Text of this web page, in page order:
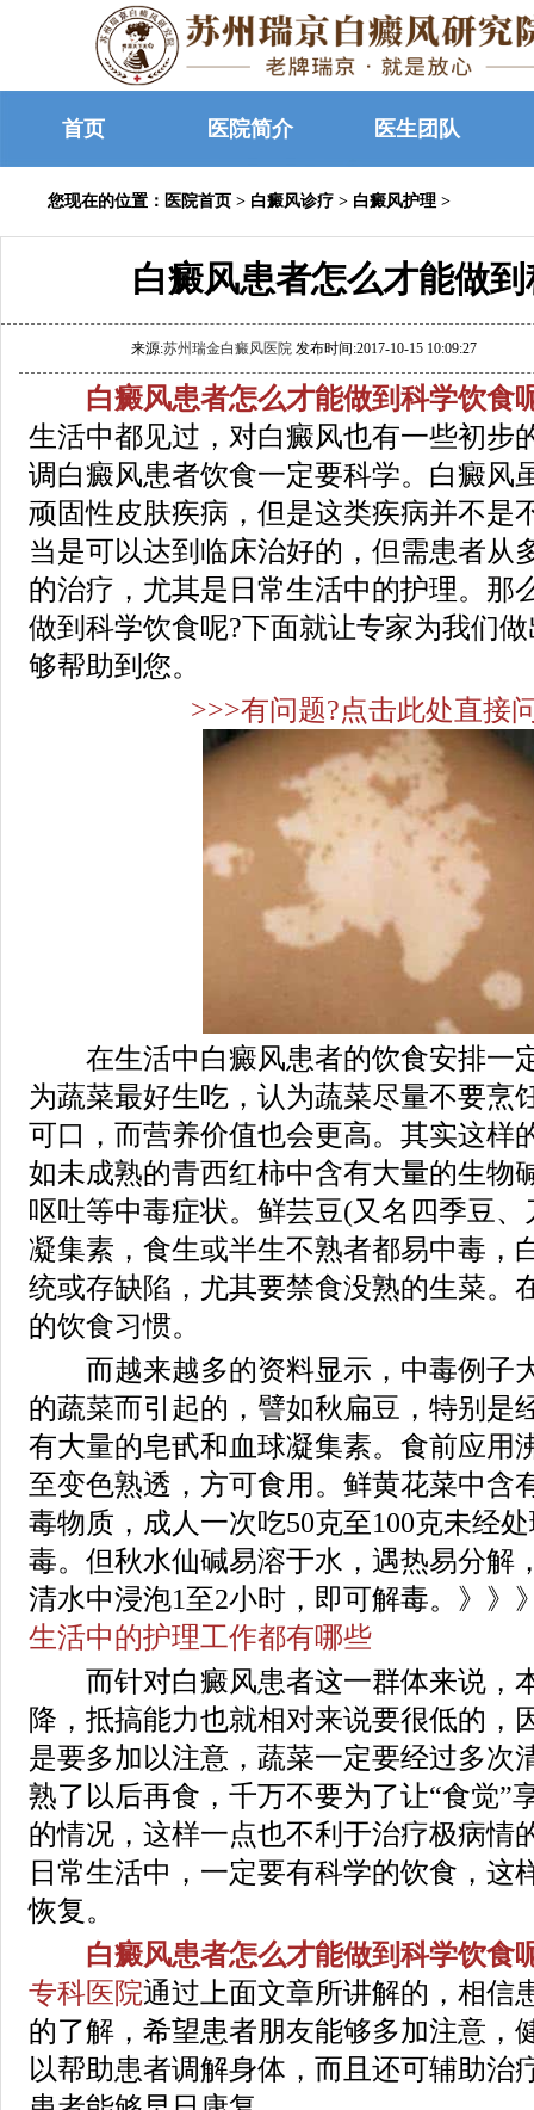
首页 医院简介 医生团队
您现在的位置： 医院首页 > 白癜风诊疗 > 白癜风护理 >
白癜风患者怎么才能做
来源:苏州瑞金白癜风医院 发布时间:2017-10-15 10:09:27
白癜风患者怎么才能做到科学饮食
生活中都见过，对白癜风也有一些初步
调白癜风患者饮食一定要科学。白癜风
顽固性皮肤疾病，但是这类疾病并不是
当是可以达到临床治好的，但需患者从
的治疗，尤其是日常生活中的护理。那
做到科学饮食呢?下面就让专家为我们
够帮助到您。
>>>有问题?点击此处直接
在生活中白癜风患者的饮食安排一
为蔬菜最好生吃，认为蔬菜尽量不要烹
可口，而营养价值也会更高。其实这样
如未成熟的青西红柿中含有大量的生物
呕吐等中毒症状。鲜芸豆(又名四季豆
凝集素，食生或半生不熟者都易中毒，
统或存缺陷，尤其要禁食没熟的生菜。
的饮食习惯。
而越来越多的资料显示，中毒例子
的蔬菜而引起的，譬如秋扁豆，特别是
有大量的皂甙和血球凝集素。食前应用
至变色熟透，方可食用。鲜黄花菜中含
毒物质，成人一次吃50克至100克未经
毒。但秋水仙碱易溶于水，遇热易分解
清水中浸泡1至2小时，即可解毒。》》
生活中的护理工作都有哪些
而针对白癜风患者这一群体来说，
降，抵搞能力也就相对来说要很低的，
是要多加以注意，蔬菜一定要经过多次
熟了以后再食，千万不要为了让“食觉”
的情况，这样一点也不利于治疗极病情
日常生活中，一定要有科学的饮食，这
恢复。
白癜风患者怎么才能做到科学饮食
专科医院通过上面文章所讲解的，相信
的了解，希望患者朋友能够多加注意，
以帮助患者调解身体，而且还可辅助治